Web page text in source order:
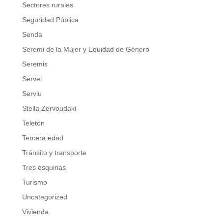
Sectores rurales
Seguridad Pública
Senda
Seremi de la Mujer y Equidad de Género
Seremis
Servel
Serviu
Stella Zervoudaki
Teletón
Tercera edad
Tránsito y transporte
Tres esquinas
Turismo
Uncategorized
Vivienda